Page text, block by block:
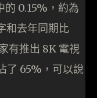
的 0.15%，約為
和去年同期比
有推出 8K 電視
了 65%，可以說